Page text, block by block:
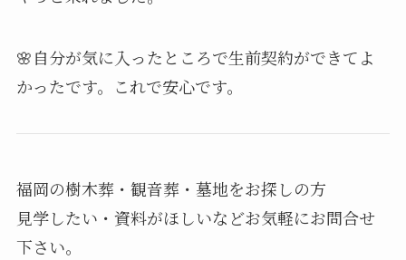
🌸自分が気に入ったところで生前契約ができてよ
かったです。これで安心です。
福岡の樹木葬・観音葬・墓地をお探しの方
見学したい・資料がほしいなどお気軽にお問合せ
下さい。